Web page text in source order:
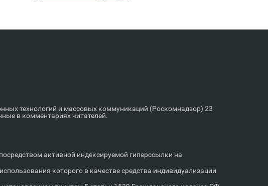
технологий и массовых коммуникаций (Роскомнадзор) 23
в комментариях читателей.
активной индексируемой гиперссылки на
которого в качестве средства индивидуализации